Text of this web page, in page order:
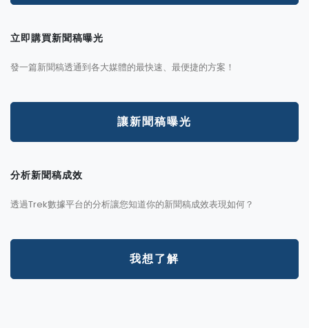
立即購買新聞稿曝光
發一篇新聞稿透通到各大媒體的最快速、最便捷的方案！
讓新聞稿曝光
分析新聞稿成效
透過Trek數據平台的分析讓您知道你的新聞稿成效表現如何？
我想了解